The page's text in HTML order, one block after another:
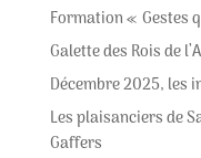
Formation « Gestes
Galette des Rois de
Décembre 2025, les
Les plaisanciers de
Gaffers